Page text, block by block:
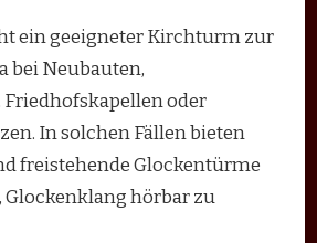
ein geeigneter Kirchturm zur
bei Neubauten,
oder
In solchen Fällen bieten
freistehende Glockentürme
hörbar zu